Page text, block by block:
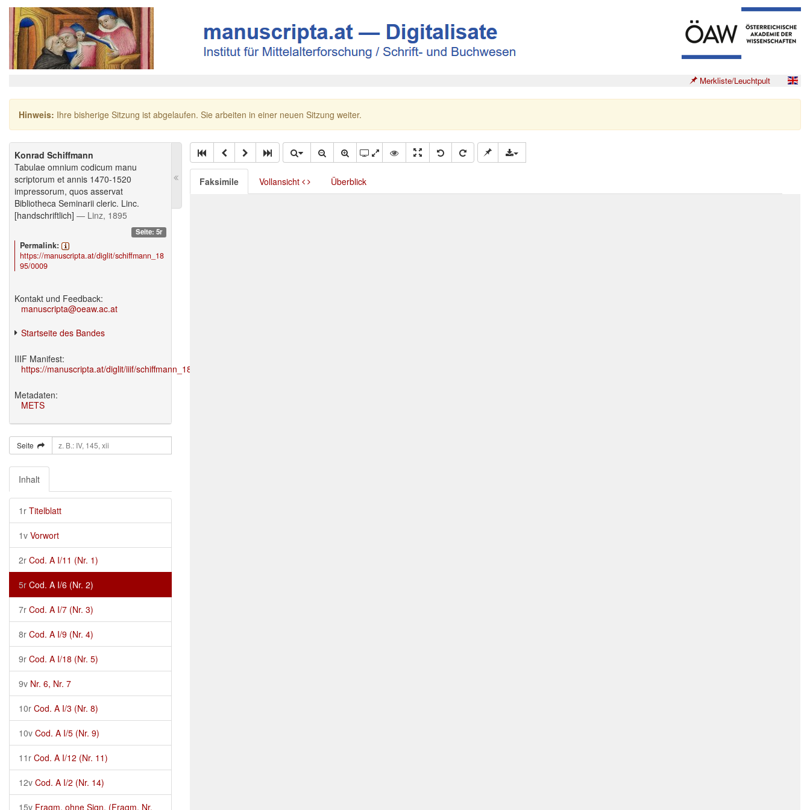
Merkliste/Leuchtpult
Hinweis: Ihre bisherige Sitzung ist abgelaufen. Sie arbeiten in einer neuen Sitzung weiter.
Konrad Schiffmann
Tabulae omnium codicum manu
scriptorum et annis 1470-1520
impressorum, quos asservat
Bibliotheca Seminarii cleric. Linc.
[handschriftlich] — Linz, 1895
Seite: 5r
Permalink:
https://manuscripta.at/diglit/schiffmann_18
95/0009
Kontakt und Feedback:
manuscripta@oeaw.ac.at
Startseite des Bandes
IIIF Manifest:
https://manuscripta.at/diglit/iiif/schiffmann_1895/manifest.json
Metadaten:
METS
Seite
Inhalt
1r Titelblatt
1v Vorwort
2r Cod. A I/11 (Nr. 1)
5r Cod. A I/6 (Nr. 2)
7r Cod. A I/7 (Nr. 3)
8r Cod. A I/9 (Nr. 4)
9r Cod. A I/18 (Nr. 5)
9v Nr. 6, Nr. 7
10r Cod. A I/3 (Nr. 8)
10v Cod. A I/5 (Nr. 9)
11r Cod. A I/12 (Nr. 11)
12v Cod. A I/2 (Nr. 14)
15v Fragm. ohne Sign. (Fragm. Nr.
Faksimile Vollansicht Überblick